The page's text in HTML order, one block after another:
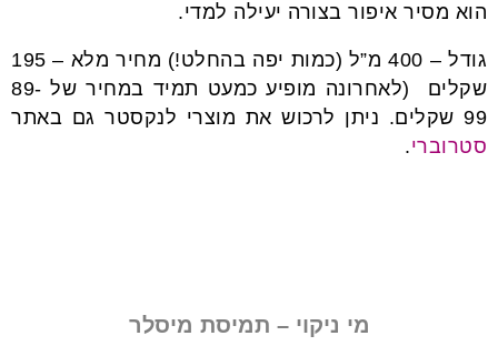
הוא מסיר איפור בצורה יעילה למדי.
גודל – 400 מ”ל (כמות יפה בהחלט!) מחיר מלא – 195
שקלים (לאחרונה מופיע כמעט תמיד במחיר של 89-
99 שקלים. ניתן לרכוש את מוצרי לנקסטר גם באתר
סטרוברי.
מי ניקוי – תמיסת מיסלר